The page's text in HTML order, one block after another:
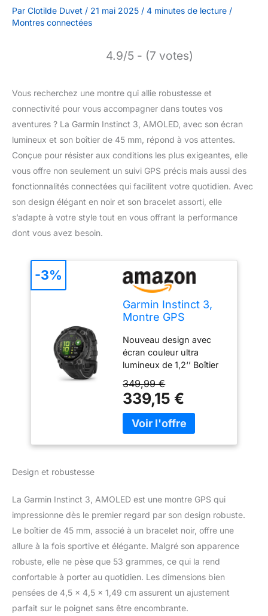
Par Clotilde Duvet / 21 mai 2025 / 4 minutes de lecture /
Montres connectées
4.9/5 - (7 votes)
Vous recherchez une montre qui allie robustesse et
connectivité pour vous accompagner dans toutes vos
aventures ? La Garmin Instinct 3, AMOLED, avec son écran
lumineux et son boîtier de 45 mm, répond à vos attentes.
Conçue pour résister aux conditions les plus exigeantes, elle
vous offre non seulement un suivi GPS précis mais aussi des
fonctionnalités connectées qui facilitent votre quotidien. Avec
son design élégant en noir et son bracelet assorti, elle
s’adapte à votre style tout en vous offrant la performance
dont vous avez besoin.
Garmin Instinct 3,
Montre GPS
AMOLED, Noir,
45mm
Nouveau design avec
écran couleur ultra
lumineux de 1,2‘’ Boîtier
chaleur, aux chocs et à
l'eau selon la norme
militaire américaine 810 et
étanche à 10 ATM
LED avec faisceau blanc,
rouge et d’un mode SOS
Multi-Bandes et GNSS :
une précision de la
localisation GPS
supérieur dans les
environnements difficiles
tels que les zones
urbaines ou escarpées
349,99 €
339,15 €
-3%
Design et robustesse
La Garmin Instinct 3, AMOLED est une montre GPS qui
impressionne dès le premier regard par son design robuste.
Le boîtier de 45 mm, associé à un bracelet noir, offre une
allure à la fois sportive et élégante. Malgré son apparence
robuste, elle ne pèse que 53 grammes, ce qui la rend
confortable à porter au quotidien. Les dimensions bien
pensées de 4,5 x 4,5 x 1,49 cm assurent un ajustement
parfait sur le poignet sans être encombrante.